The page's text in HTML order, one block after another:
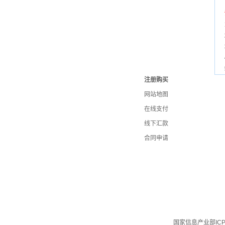
注册购买
网站地图
在线支付
线下汇款
合同申请
国家信息产业部